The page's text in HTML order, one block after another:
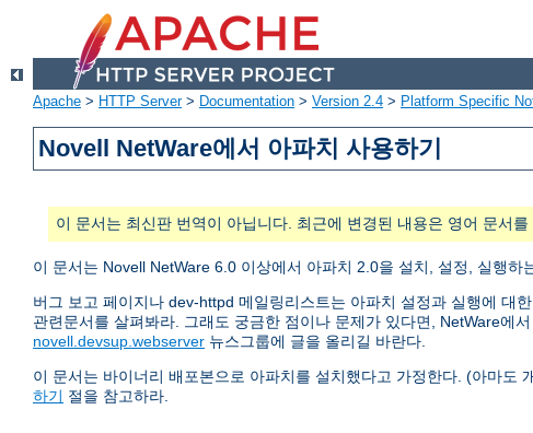
Apache > HTTP Server> Documentation > Version 2.4 > Platform Specific
Novell NetWare에서 아파치 사용하기
이 문서는 최신판 번역이 아닙니다. 최근에 변경된 내용은 영어 문서를
이 문서는 Novell NetWare 6.0 이상에서 아파치 2.0을 설치, 설정, 실행
버그 보고 페이지나 dev-httpd 메일링리스트는 아파치 설정과 실행에 대
관련문서를 살펴봐라. 그래도 궁금한 점이나 문제가 있다면, NetWare에
novell.devsup.webserver 뉴스그룹에 글을 올리길 바란다.
이 문서는 바이너리 배포본으로 아파치를 설치했다고 가정한다. (아마도
하기 절을 참고하라.